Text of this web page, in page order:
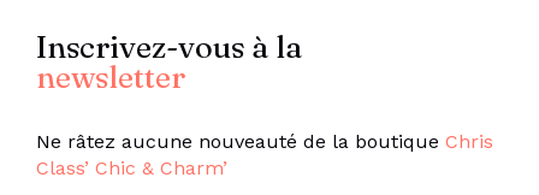
Inscrivez-vous à la
newsletter
Ne râtez aucune nouveauté de la boutique Chris
Class’ Chic & Charm’